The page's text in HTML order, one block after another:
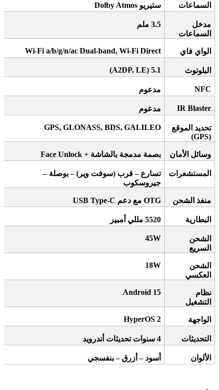
السماعات ستيريو Dolby Atmos
مدخل
السماعات
3.5 ملم
الواي فاي Wi-Fi a/b/g/n/ac Dual-band, Wi-Fi Direct
البلوتوث 5.1 (A2DP, LE)
NFC مدعوم
IR Blaster مدعوم
تحديد الموقع
(GPS)
GPS, GLONASS, BDS, GALILEO
وسائل الأمان بصمة مدمجة بالشاشة + Face Unlock
المستشعرات
تسارع – قرب (سوفت وير) – بوصلة –
جيروسكوب
منفذ الشحن USB Type-C مع دعم OTG
البطارية 5520 مللي أمبير
الشحن
السريع
45W
الشحن
العكسي
18W
نظام
التشغيل
Android 15
الواجهة HyperOS 2
التحديثات 4 سنوات تحديثات أندرويد
الألوان أسود – أزرق – بنفسجي